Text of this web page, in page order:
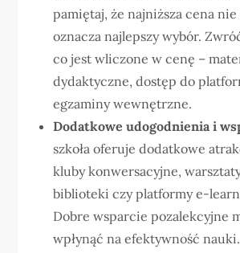
pamiętaj, że najniższa cena nie
oznacza najlepszy wybór.
co jest wliczone w cenę –
dydaktyczne, dostęp do
egzaminy wewnętrzne.
Dodatkowe udogodnienia i
szkoła oferuje dodatkowe
kluby konwersacyjne,
biblioteki czy platformy e-
Dobre wsparcie pozalekcyjne
wpłynąć na efektywność nauki.